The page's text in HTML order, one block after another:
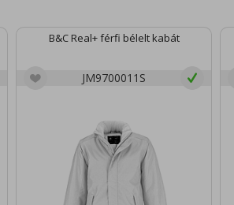
B&C Real+ férfi bélelt kabát
JM9700011S